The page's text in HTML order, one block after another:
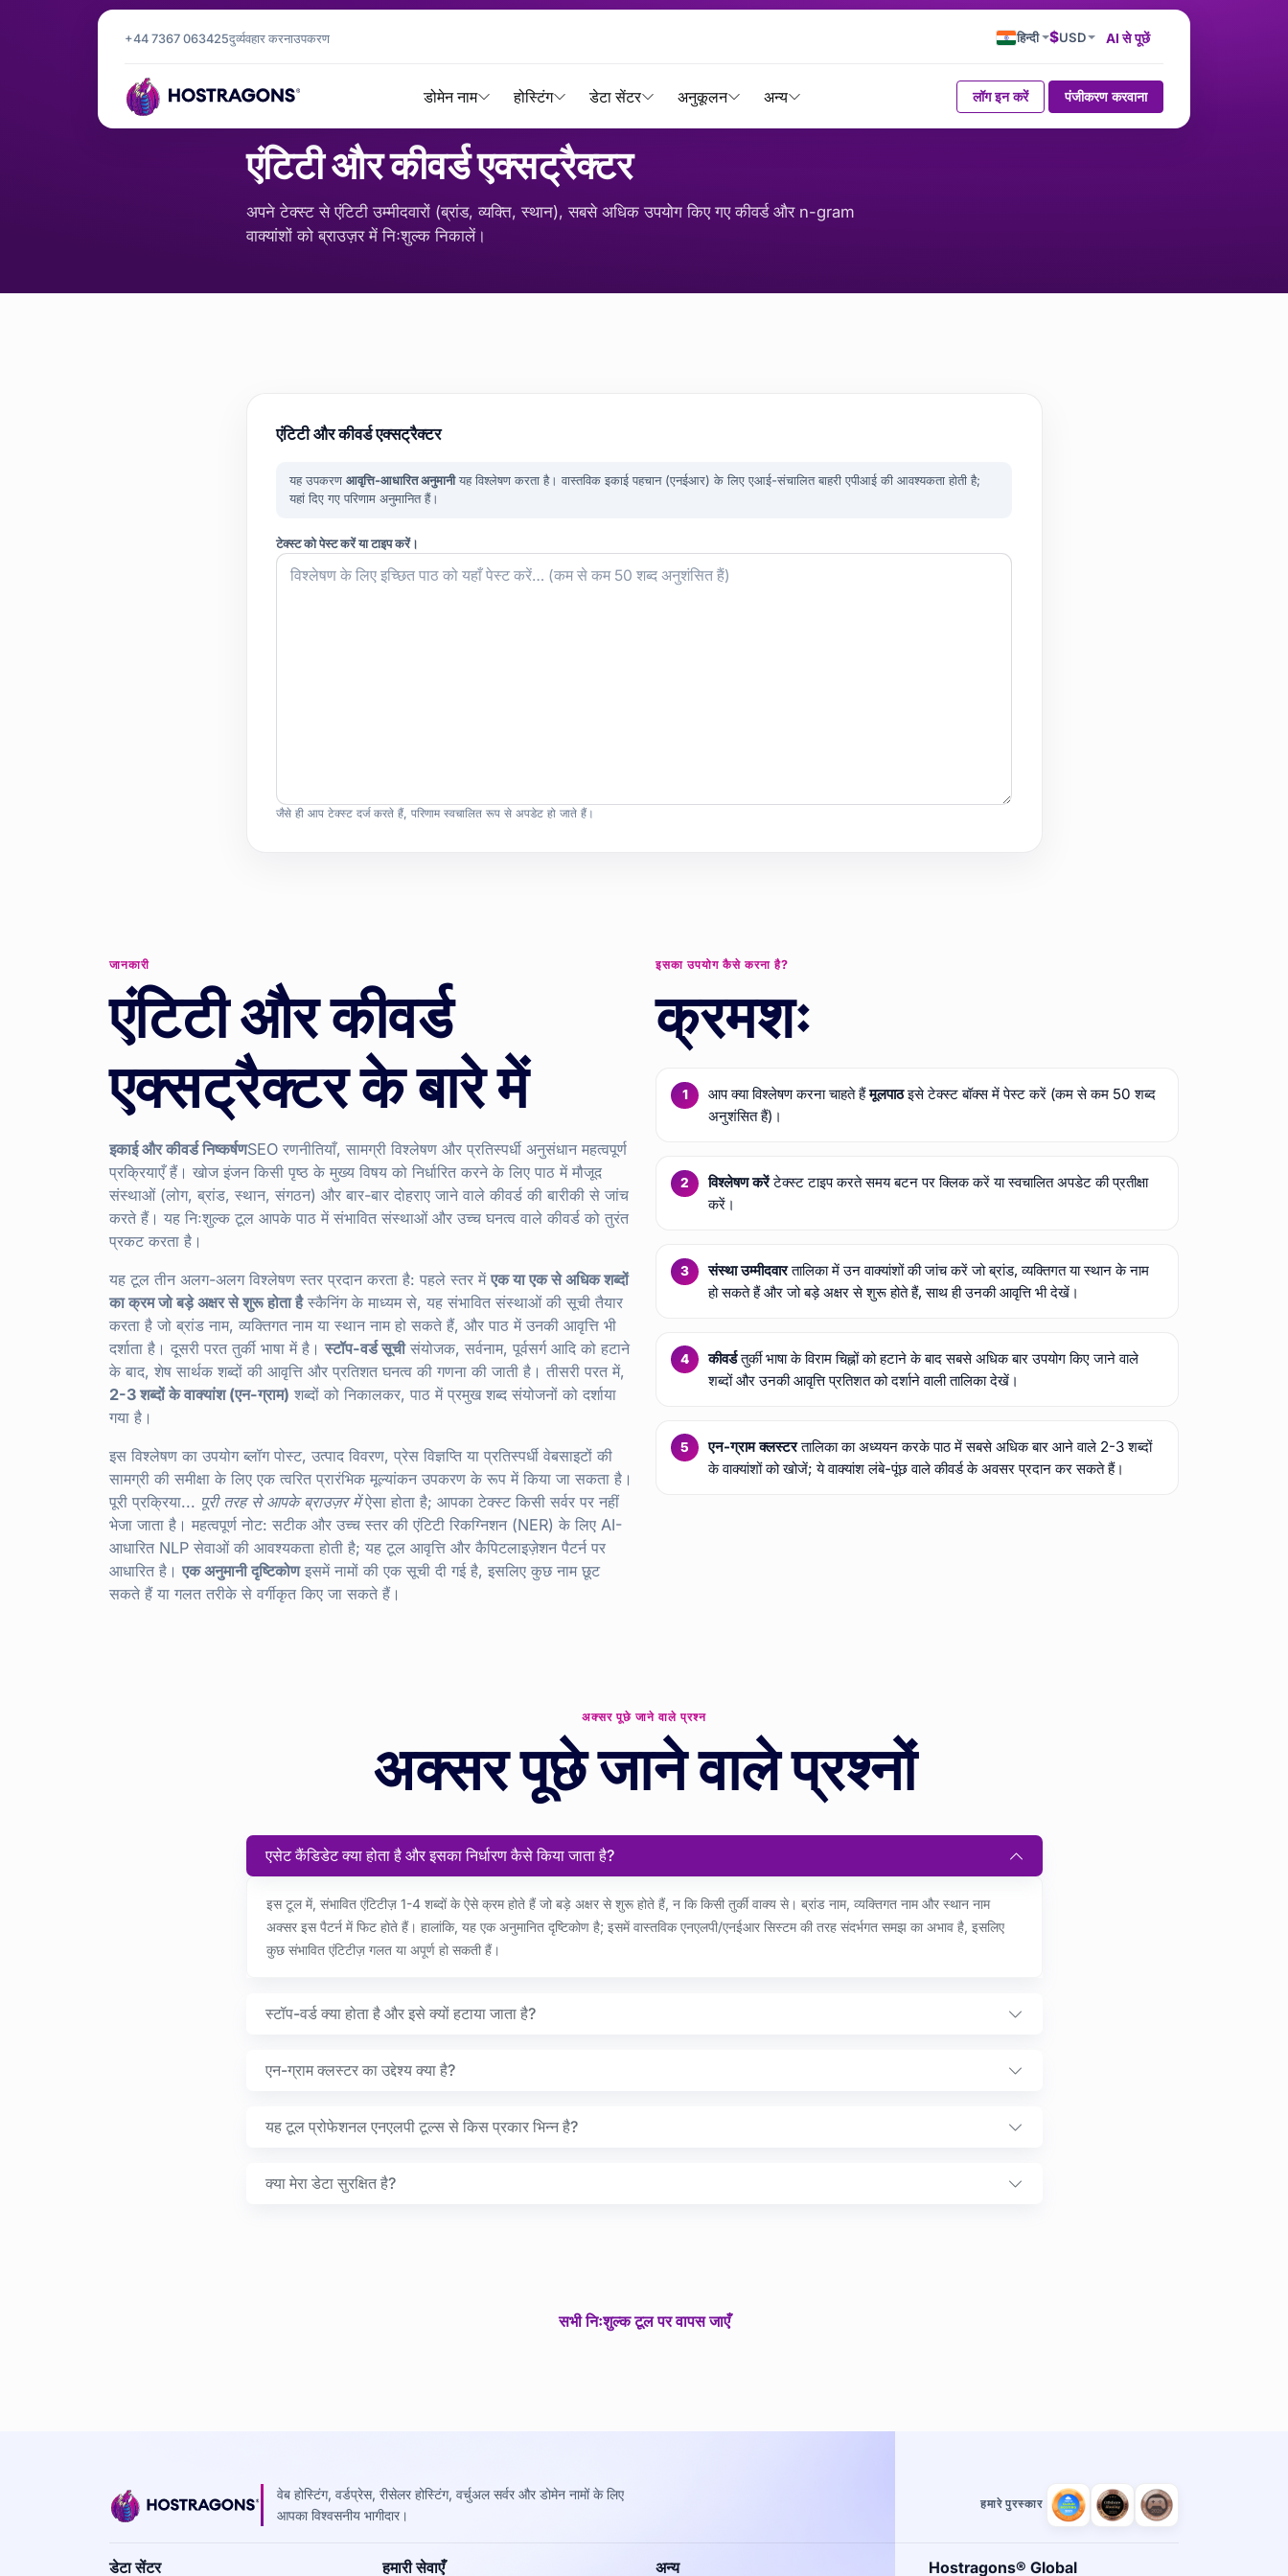
+44 7367 063425दुर्व्यवहार करनाउपकरण हिन्दी $USD AI से पूछें
डोमेन नाम होस्टिंग डेटा सेंटर अनुकूलन अन्य लॉग इन करें पंजीकरण करवाना
होमपेज उपकरण एंटिटी और कीवर्ड एक्सट्रैक्टर
एंटिटी और कीवर्ड एक्सट्रैक्टर
अपने टेक्स्ट से एंटिटी उम्मीदवारों (ब्रांड, व्यक्ति, स्थान), सबसे अधिक उपयोग किए गए कीवर्ड और n-gram
वाक्यांशों को ब्राउज़र में निःशुल्क निकालें।
एंटिटी और कीवर्ड एक्सट्रैक्टर
यह उपकरणआवृत्ति-आधारित अनुमानीयह विश्लेषण करता है। वास्तविक इकाई पहचान (एनईआर) के लिए एआई-संचालित बाहरी एपीआई की आवश्यकता होती है;
यहां दिए गए परिणाम अनुमानित हैं।
टेक्स्ट को पेस्ट करें या टाइप करें।
जैसे ही आप टेक्स्ट दर्ज करते हैं, परिणाम स्वचालित रूप से अपडेट हो जाते हैं।
जानकारी
एंटिटी और कीवर्ड
एक्सट्रैक्टर के बारे में
इकाई और कीवर्ड निष्कर्षणSEO रणनीतियाँ, सामग्री विश्लेषण और प्रतिस्पर्धी अनुसंधान महत्वपूर्ण
प्रक्रियाएँ हैं। खोज इंजन किसी पृष्ठ के मुख्य विषय को निर्धारित करने के लिए पाठ में मौजूद
संस्थाओं (लोग, ब्रांड, स्थान, संगठन) और बार-बार दोहराए जाने वाले कीवर्ड की बारीकी से जांच
करते हैं। यह निःशुल्क टूल आपके पाठ में संभावित संस्थाओं और उच्च घनत्व वाले कीवर्ड को तुरंत
प्रकट करता है।
यह टूल तीन अलग-अलग विश्लेषण स्तर प्रदान करता है: पहले स्तर मेंएक या एक से अधिक शब्दों
का क्रम जो बड़े अक्षर से शुरू होता हैस्कैनिंग के माध्यम से, यह संभावित संस्थाओं की सूची तैयार
करता है जो ब्रांड नाम, व्यक्तिगत नाम या स्थान नाम हो सकते हैं, और पाठ में उनकी आवृत्ति भी
दर्शाता है। दूसरी परत तुर्की भाषा में है।स्टॉप-वर्ड सूचीसंयोजक, सर्वनाम, पूर्वसर्ग आदि को हटाने
के बाद, शेष सार्थक शब्दों की आवृत्ति और प्रतिशत घनत्व की गणना की जाती है। तीसरी परत में,
2-3 शब्दों के वाक्यांश (एन-ग्राम) शब्दों को निकालकर, पाठ में प्रमुख शब्द संयोजनों को दर्शाया
गया है।
इस विश्लेषण का उपयोग ब्लॉग पोस्ट, उत्पाद विवरण, प्रेस विज्ञप्ति या प्रतिस्पर्धी वेबसाइटों की
सामग्री की समीक्षा के लिए एक त्वरित प्रारंभिक मूल्यांकन उपकरण के रूप में किया जा सकता है।
पूरी प्रक्रिया... पूरी तरह से आपके ब्राउज़र मेंऐसा होता है; आपका टेक्स्ट किसी सर्वर पर नहीं
भेजा जाता है। महत्वपूर्ण नोट: सटीक और उच्च स्तर की एंटिटी रिकग्निशन (NER) के लिए AI-
आधारित NLP सेवाओं की आवश्यकता होती है; यह टूल आवृत्ति और कैपिटलाइज़ेशन पैटर्न पर
आधारित है।एक अनुमानी दृष्टिकोणइसमें नामों की एक सूची दी गई है, इसलिए कुछ नाम छूट
सकते हैं या गलत तरीके से वर्गीकृत किए जा सकते हैं।
इसका उपयोग कैसे करना है?
क्रमशः
आप क्या विश्लेषण करना चाहते हैंमूलपाठइसे टेक्स्ट बॉक्स में पेस्ट करें (कम से कम 50 शब्द
अनुशंसित हैं)।
विश्लेषण करेंटेक्स्ट टाइप करते समय बटन पर क्लिक करें या स्वचालित अपडेट की प्रतीक्षा
करें।
संस्था उम्मीदवारतालिका में उन वाक्यांशों की जांच करें जो ब्रांड, व्यक्तिगत या स्थान के नाम
हो सकते हैं और जो बड़े अक्षर से शुरू होते हैं, साथ ही उनकी आवृत्ति भी देखें।
कीवर्डतुर्की भाषा के विराम चिह्नों को हटाने के बाद सबसे अधिक बार उपयोग किए जाने वाले
शब्दों और उनकी आवृत्ति प्रतिशत को दर्शाने वाली तालिका देखें।
एन-ग्राम क्लस्टरतालिका का अध्ययन करके पाठ में सबसे अधिक बार आने वाले 2-3 शब्दों
के वाक्यांशों को खोजें; ये वाक्यांश लंबे-पूंछ वाले कीवर्ड के अवसर प्रदान कर सकते हैं।
अक्सर पूछे जाने वाले प्रश्न
अक्सर पूछे जाने वाले प्रश्नों
एसेट कैंडिडेट क्या होता है और इसका निर्धारण कैसे किया जाता है?
इस टूल में, संभावित एंटिटीज़ 1-4 शब्दों के ऐसे क्रम होते हैं जो बड़े अक्षर से शुरू होते हैं, न कि किसी तुर्की वाक्य से। ब्रांड नाम, व्यक्तिगत नाम और स्थान नाम
अक्सर इस पैटर्न में फिट होते हैं। हालांकि, यह एक अनुमानित दृष्टिकोण है; इसमें वास्तविक एनएलपी/एनईआर सिस्टम की तरह संदर्भगत समझ का अभाव है, इसलिए
कुछ संभावित एंटिटीज़ गलत या अपूर्ण हो सकती हैं।
स्टॉप-वर्ड क्या होता है और इसे क्यों हटाया जाता है?
एन-ग्राम क्लस्टर का उद्देश्य क्या है?
यह टूल प्रोफेशनल एनएलपी टूल्स से किस प्रकार भिन्न है?
क्या मेरा डेटा सुरक्षित है?
सभी निःशुल्क टूल पर वापस जाएँ
वेब होस्टिंग, वर्डप्रेस, रीसेलर होस्टिंग, वर्चुअल सर्वर और डोमेन नामों के लिए
आपका विश्वसनीय भागीदार।
हमारे पुरस्कार
डेटा सेंटर हमारी सेवाएँ अन्य Hostragons® Global